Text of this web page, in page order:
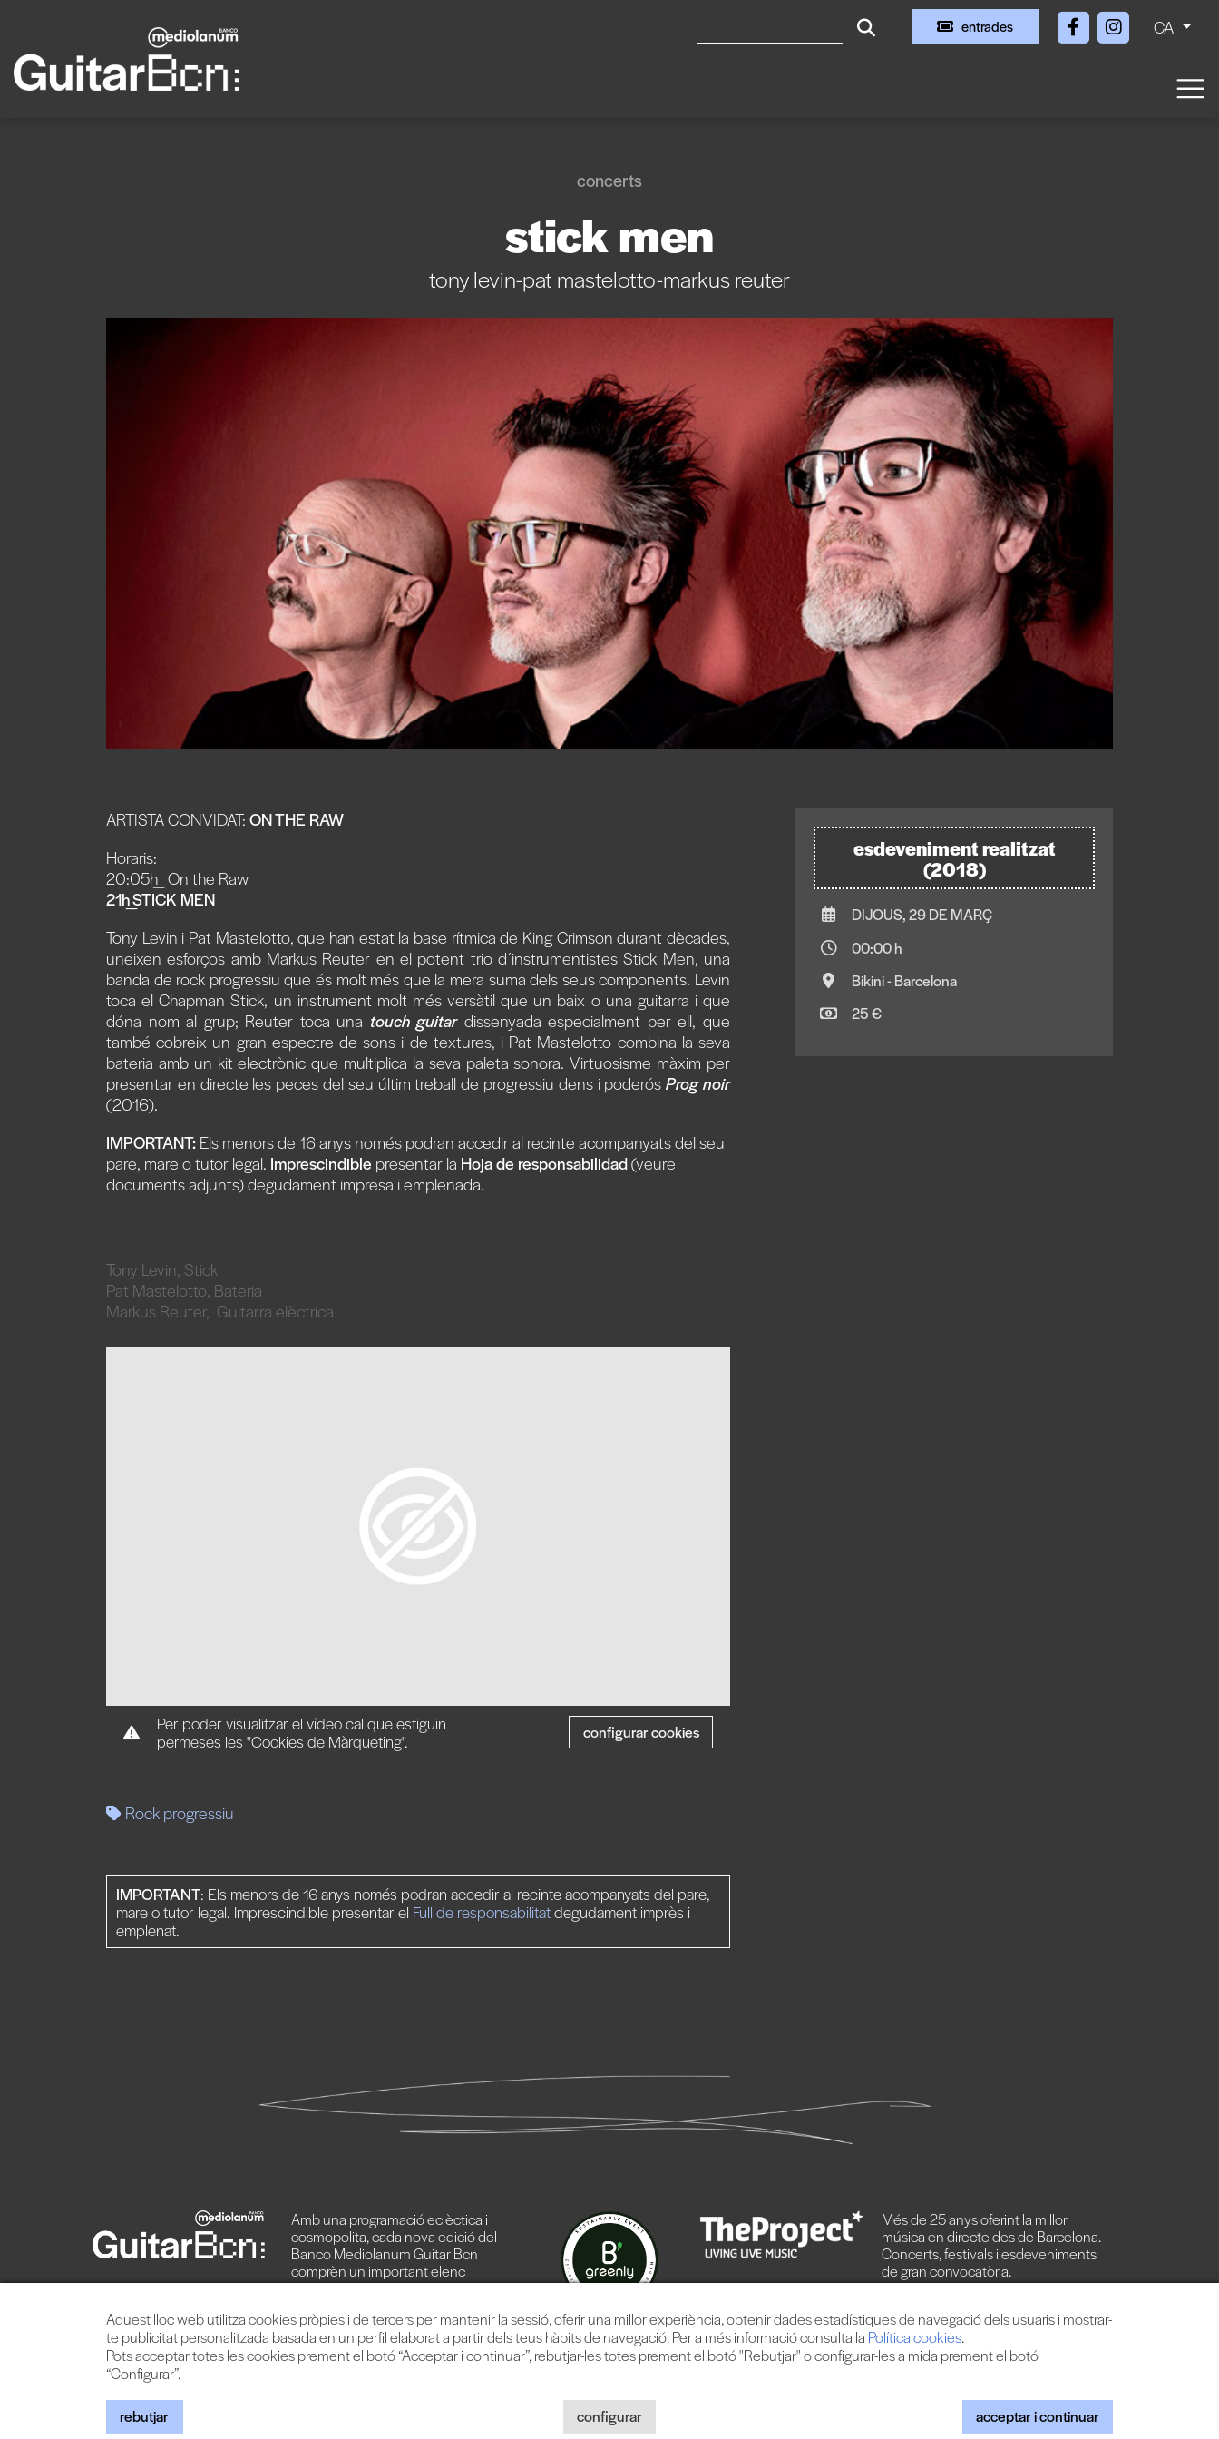
entrades CA
concerts
stick men
tony levin-pat mastelotto-markus reuter
esdeveniment realitzat
(2018)
DIJOUS, 29 DE MARÇ
00:00 h
Bikini - Barcelona
25 €
ARTISTA CONVIDAT: ON THE RAW
Horaris:
20:05h_ On the Raw
21h_STICK MEN
Tony Levin i Pat Mastelotto, que han estat la base rítmica de King Crimson durant dècades,
uneixen esforços amb Markus Reuter en el potent trio d´instrumentistes Stick Men, una
banda de rock progressiu que és molt més que la mera suma dels seus components. Levin
toca el Chapman Stick, un instrument molt més versàtil que un baix o una guitarra i que
dóna nom al grup; Reuter toca una touch guitardissenyada especialment per ell, que
també cobreix un gran espectre de sons i de textures, i Pat Mastelotto combina la seva
bateria amb un kit electrònic que multiplica la seva paleta sonora. Virtuosisme màxim per
presentar en directe les peces del seu últim treball de progressiu dens i poderósProg noir
(2016).
IMPORTANT: Els menors de 16 anys només podran accedir al recinte acompanyats del seu
pare, mare o tutor legal. Imprescindible presentar la Hoja de responsabilidad(veure
documents adjunts) degudament impresa i emplenada.
Tony Levin, Stick
Pat Mastelotto, Bateria
Markus Reuter, Guitarra elèctrica
Per poder visualitzar el vídeo cal que estiguin
permeses les "Cookies de Màrqueting".
configurar cookies
Rock progressiu
IMPORTANT: Els menors de 16 anys només podran accedir al recinte acompanyats del pare,
mare o tutor legal. Imprescindible presentar el Full de responsabilitatdegudament imprès i
emplenat.
Amb una programació eclèctica i
cosmopolita, cada nova edició del
Banco Mediolanum Guitar Bcn
comprèn un important elenc
d’artistes de primera línia.
Més de 25 anys oferint la millor
música en directe des de Barcelona.
Concerts, festivals i esdeveniments
de gran convocatòria.
Avís legal|Política privacitat
Aquest lloc web utilitza cookies pròpies i de tercers per mantenir la sessió, oferir una millor experiència, obtenir dades estadístiques de navegació dels usuaris i mostrar-
te publicitat personalitzada basada en un perfil elaborat a partir dels teus hàbits de navegació. Per a més informació consulta la Política cookies.
Pots acceptar totes les cookies prement el botó “Acceptar i continuar”, rebutjar-les totes prement el botó "Rebutjar" o configurar-les a mida prement el botó
“Configurar”.
rebutjar configurar acceptar i continuar